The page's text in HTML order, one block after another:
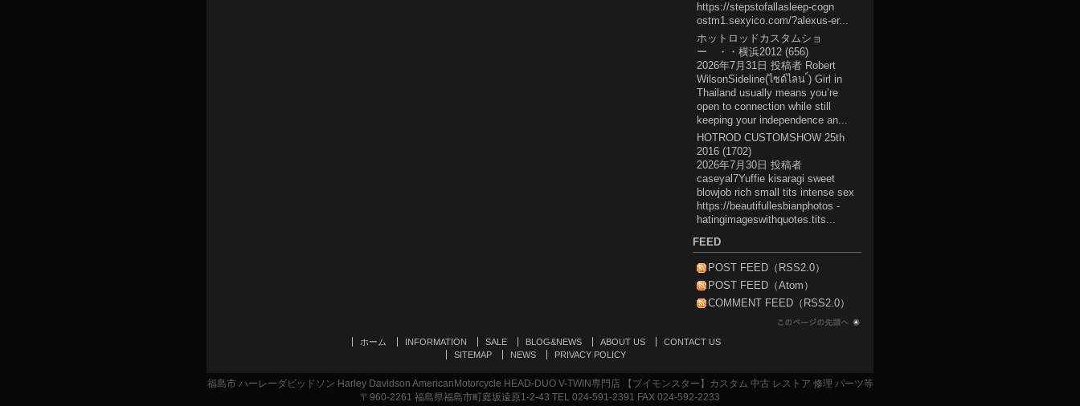
https://stepstofallasleep-cogn
ostm1.sexyico.com/?alexus-er...
ホットロッドカスタムショ
ー ・・横浜2012 (656)
2026年7月31日 投稿者 Robert
WilsonSideline(ไซด์ไลน ์) Girl in
Thailand usually means you’re
open to connection while still
keeping your independence an...
HOTROD CUSTOMSHOW 25th
2016 (1702)
2026年7月30日 投稿者
caseyal7Yuffie kisaragi sweet
blowjob rich small tits intense sex
https://beautifullesbianphotos -
hatingimageswithquotes.tits...
FEED
POST FEED（RSS2.0）
POST FEED（Atom）
COMMENT FEED（RSS2.0）
ホーム INFORMATION SALE BLOG&NEWS ABOUT US
CONTACT US
SITEMAP
NEWS PRIVACY POLICY
福島市 ハーレーダビッドソン Harley Davidson AmericanMotorcycle HEAD-DUO V-TWIN専門店 【ブイモンスター】カスタム 中古 レストア 修理 パーツ等
〒960-2261 福島県福島市町庭坂遠原1-2-43 TEL 024-591-2391 FAX 024-592-2233